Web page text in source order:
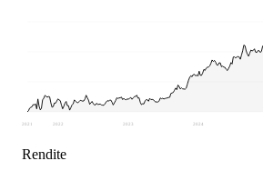
2021 2022 2023 2024
Rendite